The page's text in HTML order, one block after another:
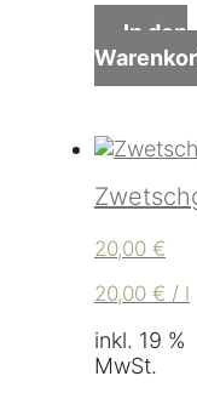
In den
20,00 €
20,00 € / l
inkl. 19 %
MwSt.